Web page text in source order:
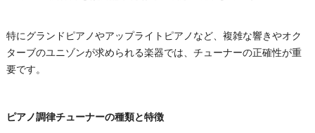
特にグランドピアノやアップライトピアノなど、複雑な響きやオク
ターブのユニゾンが求められる楽器では、チューナーの正確性が重
要です。
ピアノ調律チューナーの種類と特徴